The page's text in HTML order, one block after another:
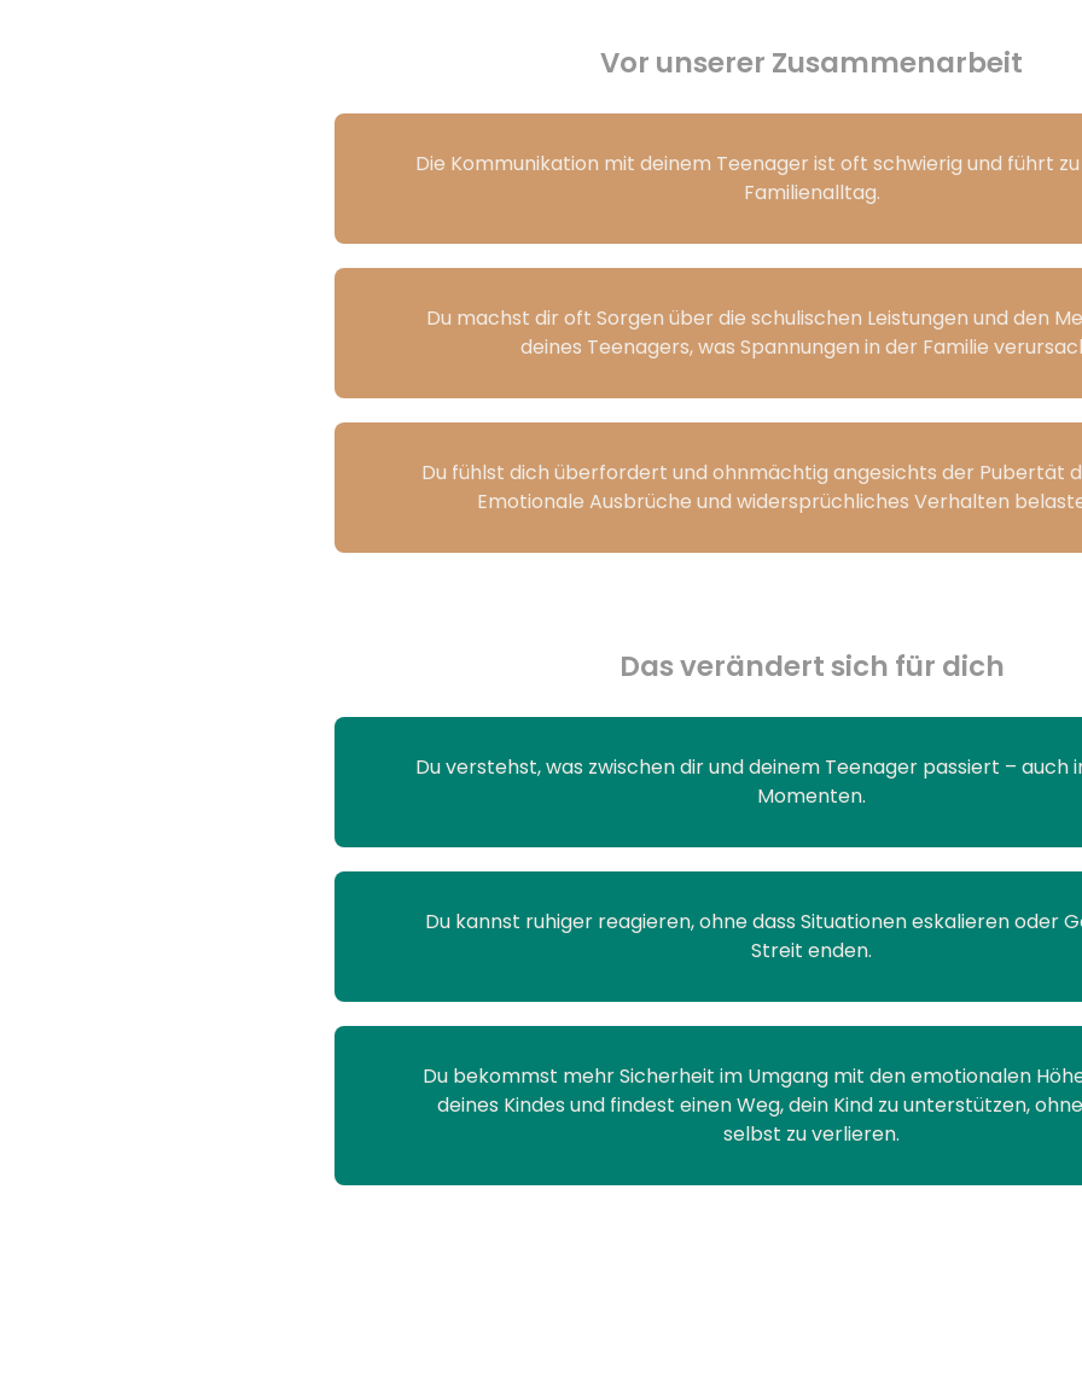
Vor unserer Zusammenarbeit
Die Kommunikation mit deinem Teenager ist oft schwierig und führt
Familienalltag.
Du machst dir oft Sorgen über die schulischen Leistungen und den
deines Teenagers, was Spannungen in der Familie
Du fühlst dich überfordert und ohnmächtig angesichts der Pubertät
Emotionale Ausbrüche und widersprüchliches Verhalten
Das verändert sich für dich
Du verstehst, was zwischen dir und deinem Teenager passiert – auch
Momenten.
Du kannst ruhiger reagieren, ohne dass Situationen eskalieren oder
Streit enden.
Du bekommst mehr Sicherheit im Umgang mit den emotionalen
deines Kindes und findest einen Weg, dein Kind zu unterstützen,
selbst zu verlieren.